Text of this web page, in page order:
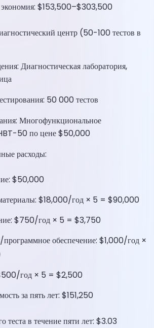
экономия: $153,500–$303,500
центр (50-100 тестов в
Диагностическая лаборатория,
50 000 тестов
Многофункциональное
50 по цене $50,000
расходы:
$50,000
$18,000/год × 5 = $90,000
$750/год × 5 = $3,750
обеспечение: $1,000/год ×
год × 5 = $2,500
за пять лет: $151,250
теста в течение пяти лет: $3.03